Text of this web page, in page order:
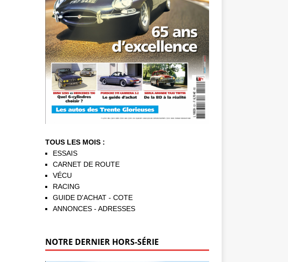
TOUS LES MOIS :
ESSAIS
CARNET DE ROUTE
VÉCU
RACING
GUIDE D'ACHAT - COTE
ANNONCES - ADRESSES
NOTRE DERNIER HORS-SÉRIE